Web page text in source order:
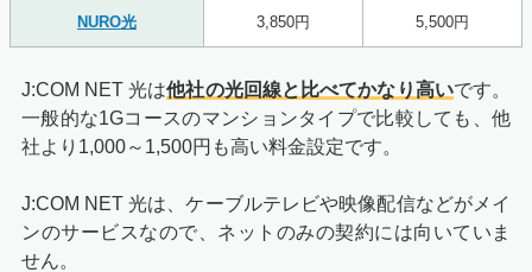
NURO光 3,850円 5,500円
J:COM NET 光は他社の光回線と比べてかなり高いです。
一般的な1Gコースのマンションタイプで比較しても、他
社より1,000～1,500円も高い料金設定です。
J:COM NET 光は、ケーブルテレビや映像配信などがメイ
ンのサービスなので、ネットのみの契約には向いていま
せん。